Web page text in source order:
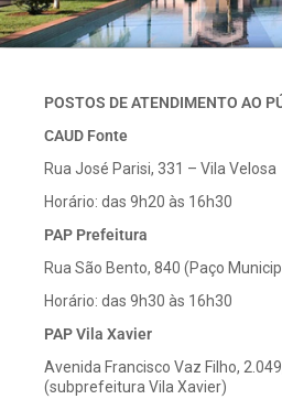
POSTOS DE ATENDIMENTO AO
CAUD Fonte
Rua José Parisi, 331 – Vila Velosa
Horário: das 9h20 às 16h30
PAP Prefeitura
Rua São Bento, 840 (Paço
Horário: das 9h30 às 16h30
PAP Vila Xavier
Avenida Francisco Vaz Filho,
(subprefeitura Vila Xavier)